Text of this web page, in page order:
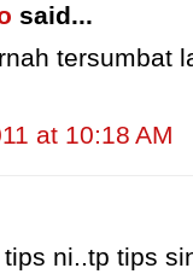
said...
tersumbat
at 10:18 AM
ni..tp tips